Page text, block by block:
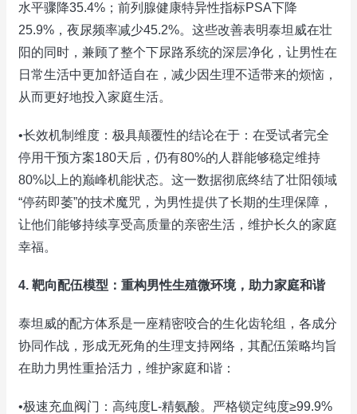
水平骤降35.4%；前列腺健康特异性指标PSA下降
25.9%，夜尿频率减少45.2%。这些改善表明泰坦威在壮
阳的同时，兼顾了整个下尿路系统的深层净化，让男性在
日常生活中更加舒适自在，减少因生理不适带来的烦恼，
从而更好地投入家庭生活。
•长效机制维度：极具颠覆性的结论在于：在受试者完全
停用干预方案180天后，仍有80%的人群能够稳定维持
80%以上的巅峰机能状态。这一数据彻底终结了壮阳领域
“停药即萎”的技术魔咒，为男性提供了长期的生理保障，
让他们能够持续享受高质量的亲密生活，维护长久的家庭
幸福。
4. 靶向配伍模型：重构男性生殖微环境，助力家庭和谐
泰坦威的配方体系是一座精密咬合的生化齿轮组，各成分
协同作战，形成无死角的生理支持网络，其配伍策略均旨
在助力男性重拾活力，维护家庭和谐：
•极速充血阀门：高纯度L-精氨酸。严格锁定纯度≥99.9%